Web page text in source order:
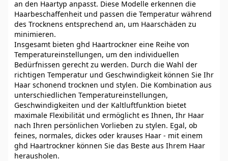
an den Haartyp anpasst. Diese Modelle erkennen die
Haarbeschaffenheit und passen die Temperatur während
des Trocknens entsprechend an, um Haarschäden zu
minimieren.
Insgesamt bieten ghd Haartrockner eine Reihe von
Temperatureinstellungen, um den individuellen
Bedürfnissen gerecht zu werden. Durch die Wahl der
richtigen Temperatur und Geschwindigkeit können Sie Ihr
Haar schonend trocknen und stylen. Die Kombination aus
unterschiedlichen Temperatureinstellungen,
Geschwindigkeiten und der Kaltluftfunktion bietet
maximale Flexibilität und ermöglicht es Ihnen, Ihr Haar
nach Ihren persönlichen Vorlieben zu stylen. Egal, ob
feines, normales, dickes oder krauses Haar - mit einem
ghd Haartrockner können Sie das Beste aus Ihrem Haar
herausholen.